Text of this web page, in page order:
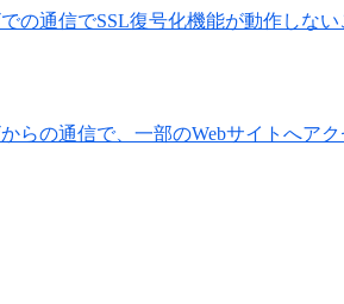
の通信でSSL復号化機能が動作しな
らの通信で、一部のWebサイトへア